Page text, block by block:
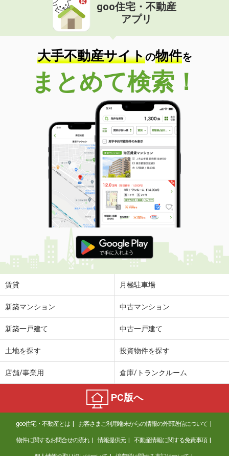
goo住宅・不動産
アプリ
大手不動産サイトの物件を
まとめて検索！
賃貸 月極駐車場
新築マンション 中古マンション
新築一戸建て 中古一戸建て
土地を探す 投資物件を探す
店舗/事業用 倉庫/トランクルーム
PC版へ
goo住宅・不動産とは お客さまご利用端末からの情報の外部送信について
物件に関するお問合せの流れ 情報提供元 不動産情報に関する免責事項